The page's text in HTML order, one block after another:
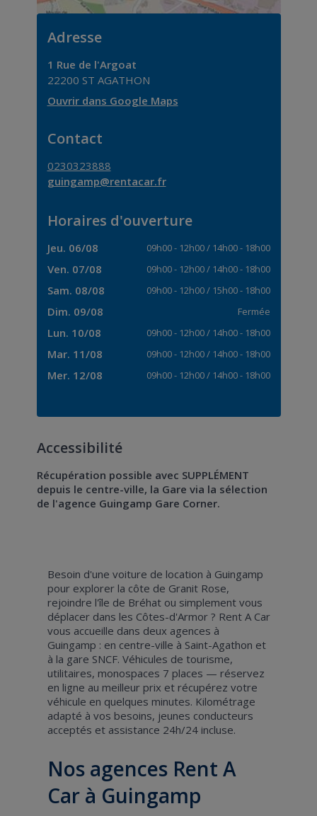
Adresse
1 Rue de l'Argoat
22200 ST AGATHON
Ouvrir dans Google Maps
Contact
0230323888
guingamp@rentacar.fr
Horaires d'ouverture
Jeu. 06/08 09h00- 12h00/ 14h00- 18h00
Ven. 07/08 09h00- 12h00/ 14h00- 18h00
Sam. 08/08 09h00- 12h00/ 15h00- 18h00
Dim. 09/08 Fermée
Lun. 10/08 09h00- 12h00/ 14h00- 18h00
Mar. 11/08 09h00- 12h00/ 14h00- 18h00
Mer. 12/08 09h00- 12h00/ 14h00- 18h00
Accessibilité
Récupération possible avec SUPPLÉMENT
depuis le centre-ville, la Gare via la sélection
de l'agence Guingamp Gare Corner.
Besoin d'une voiture de location à Guingamp
pour explorer la côte de Granit Rose,
rejoindre l'île de Bréhat ou simplement vous
déplacer dans les Côtes-d'Armor ? Rent A Car
vous accueille dans deux agences à
Guingamp : en centre-ville à Saint-Agathon et
à la gare SNCF. Véhicules de tourisme,
utilitaires, monospaces 7 places — réservez
en ligne au meilleur prix et récupérez votre
véhicule en quelques minutes. Kilométrage
adapté à vos besoins, jeunes conducteurs
acceptés et assistance 24h/24 incluse.
Nos agences Rent A
Car à Guingamp